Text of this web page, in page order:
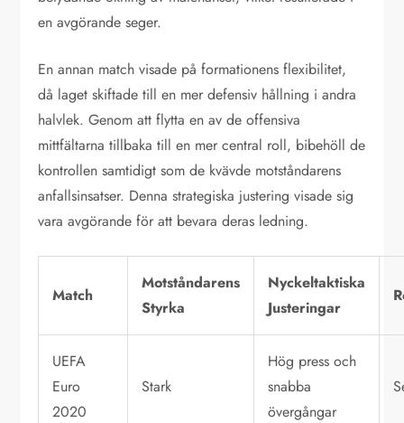
en avgörande seger.
En annan match visade på formationens flexibilitet,
då laget skiftade till en mer defensiv hållning i andra
halvlek. Genom att flytta en av de offensiva
mittfältarna tillbaka till en mer central roll, bibehöll de
kontrollen samtidigt som de kvävde motståndarens
anfallsinsatser. Denna strategiska justering visade sig
vara avgörande för att bevara deras ledning.
Match
Motståndarens
Styrka
Nyckeltaktiska
Justeringar
UEFA
Euro
2020
Stark
Hög press och
snabba
övergångar